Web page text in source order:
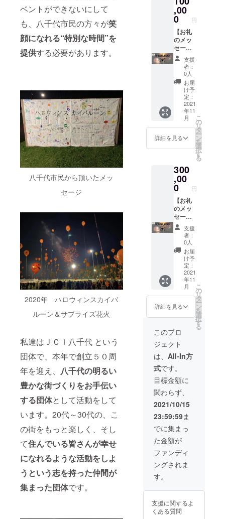
ベントができないにして
も、八千代市民の方々が笑
顔になれる“特別な時間”を
提供する必要があります。
八千代市民から頂いたメッ
セージ
2020年 ハロウィンスカイバ
ルーン＆サプライズ花火
私達はＪＣＩ八千代 という
団体で、本年で創立５０周
年を迎え、 八千代の明るい
豊かな街づくりをお手伝い
する団体として活動をして
います。20代～30代の、こ
の街をもっと楽しく、そし
て住んでいる皆さんが幸せ
になれるような活動をしよ
うという志を持った仲間が
集まった団体です。
千代青
年会議
所」で
検索し
てくだ
さ
い！！
※資金の
利用用
途は、
2021年
10月31
日20
時〜の
花火打
ち上げ
費用に
当てさ
せてい
ます。
より入
会条件
は、２
０〜４
０歳ま
でとな
りま
す。
ます。
※匿名が
よろし
い方は
質問に
て匿名
希望と
ご回答
くださ
い。 ※
資金の
利用用
途は、
2021年
10月31
日20
時〜の
当てさ
せてい
ただき
ます。
せてい
ただき
ます。
※支援金
額に
よっ
て、支
援者名
の表示
時間や
枠の大
きさが
変わり
ます。
こちら
は大の
枠に約
ます。
※匿名が
よろし
い方は
質問に
て匿名
希望と
ご回答
くださ
い。 ※
資金の
利用用
途は、
2021年
10月31
日20
時〜の
花火打
当てさ
せてい
ただき
ます。
画
DVD】
３か所
花火の
打ち上
げ動画
を作成
しま
す。
（５分
程度）
花火支
援して
いただ
いた方
を、提
供とし
て動画
内でご
せてい
ただき
ます。
※支援金
額に
よっ
て、支
援者名
の表示
時間や
枠の大
きさが
変わり
ます。
こちら
は大の
枠に約
3-5秒く
らい表
示され
ます。
※匿名が
よろし
い方は
質問に
て匿名
希望と
ご回答
くださ
い。 ※
資金の
利用用
途は、
2021年
10月31
日20
時〜の
花火打
当てさ
ただき
ます。
,00
0 円
【お礼
のメッ
セージ
カー
ド】 心
をこめ
て、お
礼の
メッ
セージ
カード
をお送
りさせ
ていた
だきま
す。 【
上げ動
画
DVD】
３か所
花火の
打ち上
げ動画
を作成
しま
す。
（５分
程度）
花火支
援して
いただ
いた方
を、提
供とし
て動画
内でご
紹介さ
せてい
ただき
ます。
※支援金
額に
よっ
て、支
援者名
の表示
時間や
枠の大
きさが
変わり
ます。
こちら
は大の
枠に約
表示さ
す。 ※
匿名が
支援
者：
0人
お届
け予
定：
2021
年11
月
詳細を見る
こ
の
リ
タ
ー
ン
を
選
択
す
る
300
,00
0 円
【お礼
のメッ
セージ
カー
ド】 心
をこめ
て、お
礼の
メッ
セージ
カード
をお送
りさせ
ていた
だきま
す。 【
花火打
上げ動
画
DVD】
３か所
花火の
打ち上
げ動画
を作成
しま
す。
（５分
程度）
花火支
援して
いただ
いた方
を、提
内でご
せてい
ただき
支援
者：
0人
お届
け予
定：
2021
年11
月
詳細を見る
こ
の
リ
タ
ー
ン
を
選
択
す
る
このプロ
ジェクト
は、 All-In方
式です。
目標金額に
関わらず、
2021/10/15
23:59:59ま
でに集まっ
た金額が
ファンディ
ングされま
す。
支援に関するよ
くある質問